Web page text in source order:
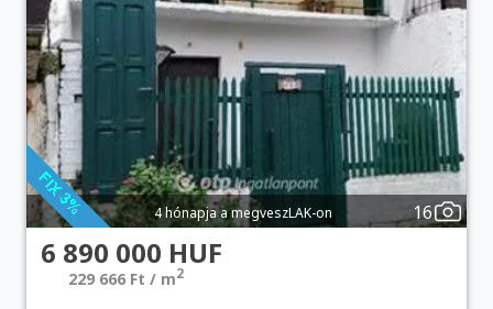
4 hónapja a megveszLAK-on 16
6 890 000 HUF
229 666 Ft / m2